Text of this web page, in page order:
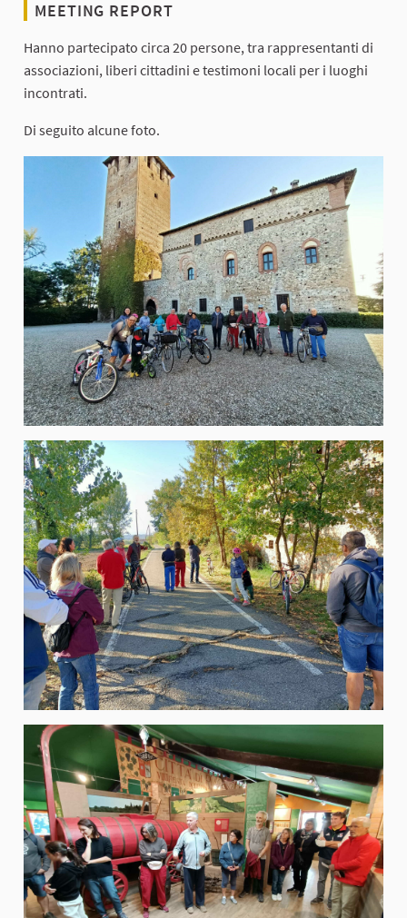
MEETING REPORT
Hanno partecipato circa 20 persone, tra rappresentanti di
associazioni, liberi cittadini e testimoni locali per i luoghi
incontrati.
Di seguito alcune foto.